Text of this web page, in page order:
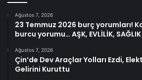
Ağustos 7, 2026
23 Temmuz 2026 burç yorumları!
burcu yorumu… AŞK, EVLİLİK,
Ağustos 7, 2026
Çin’de Dev Araçlar Yolları Ezdi,
Gelirini Kuruttu